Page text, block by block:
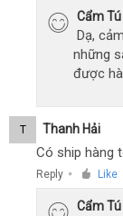
Cẩm Tú
Dạ,
những
được
T Thanh Hải
Có ship hàng
Reply ● Like
Cẩm Tú